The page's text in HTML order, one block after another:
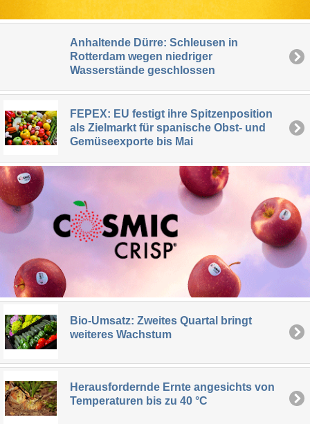
Anhaltende Dürre: Schleusen in
Rotterdam wegen niedriger
Wasserstände geschlossen
FEPEX: EU festigt ihre Spitzenposition
als Zielmarkt für spanische Obst- und
Gemüseexporte bis Mai
Bio-Umsatz: Zweites Quartal bringt
weiteres Wachstum
Herausfordernde Ernte angesichts von
Temperaturen bis zu 40 °C